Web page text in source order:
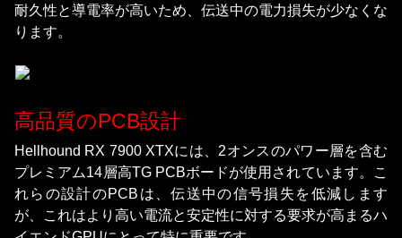
耐久性と導電率が高いため、伝送中の電力損失が少なくな
ります。
高品質のPCB設計
Hellhound RX 7900 XTXには、2オンスのパワー層を含む
プレミアム14層高TG PCBボードが使用されています。こ
れらの設計のPCBは、伝送中の信号損失を低減します
が、これはより高い電流と安定性に対する要求が高まるハ